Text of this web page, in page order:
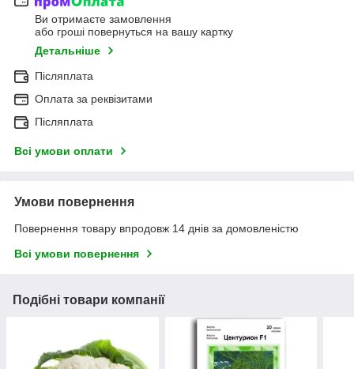
Ви отримаєте замовлення
або гроші повернуться на вашу картку
Детальніше
Післяплата
Оплата за реквізитами
Післяплата
Всі умови оплати
Умови повернення
Повернення товару впродовж 14 днів за домовленістю
Всі умови повернення
Подібні товари компанії